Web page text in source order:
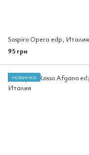
Sospiro Opera edp, Италия
95 грн
НОВИНКА